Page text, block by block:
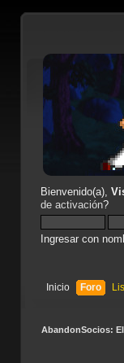
Bienvenido(a),
de activación?
Ingresar con
Inicio Foro
AbandonSocios: